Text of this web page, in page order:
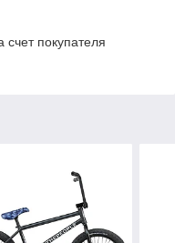
счет покупателя